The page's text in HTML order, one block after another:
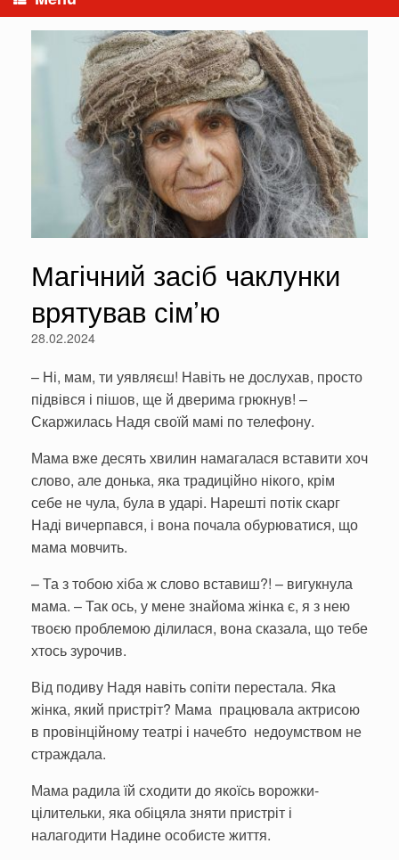
Магічний засіб чаклунки
врятував сім’ю
28.02.2024
– Ні, мам, ти уявляєш! Навіть не дослухав, просто
підвівся і пішов, ще й дверима грюкнув! –
Скаржилась Надя своїй мамі по телефону.
Мама вже десять хвилин намагалася вставити хоч
слово, але донька, яка традиційно нікого, крім
себе не чула, була в ударі. Нарешті потік скарг
Наді вичерпався, і вона почала обурюватися, що
мама мовчить.
– Та з тобою хіба ж слово вставиш?! – вигукнула
мама. – Так ось, у мене знайома жінка є, я з нею
твоєю проблемою ділилася, вона сказала, що тебе
хтось зурочив.
Від подиву Надя навіть сопіти перестала. Яка
жінка, який пристріт? Мама працювала актрисою
в провінційному театрі і начебто недоумством не
страждала.
Мама радила їй сходити до якоїсь ворожки-
цілительки, яка обіцяла зняти пристріт і
налагодити Надине особисте життя.